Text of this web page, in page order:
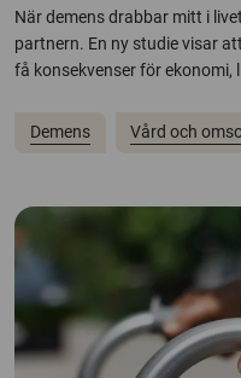
När demens drabbar mitt i
partnern. En ny studie visar
få konsekvenser för ekonomi,
Demens Vård och